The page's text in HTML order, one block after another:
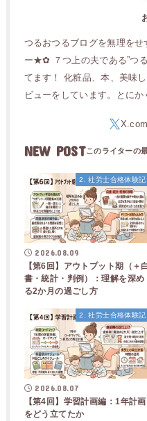
つるおつるブログを無理を
ー★✿ ７つ上の夫である”つ
てます！ 化粧品、本、美味
ビューをしています。とに
NEW POST
2. 社労士合格体験記
2026.08.09
【第6回】アウトプット期（＋
書・統計・判例）：理解を深め
る2か月の過ごし方
2. 社労士合格体験記
2026.08.07
【第4回】学習計画編：1年計画
をどう立てたか